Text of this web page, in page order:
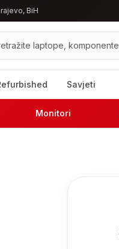
BiH
proizvode
Savjeti
Monitori